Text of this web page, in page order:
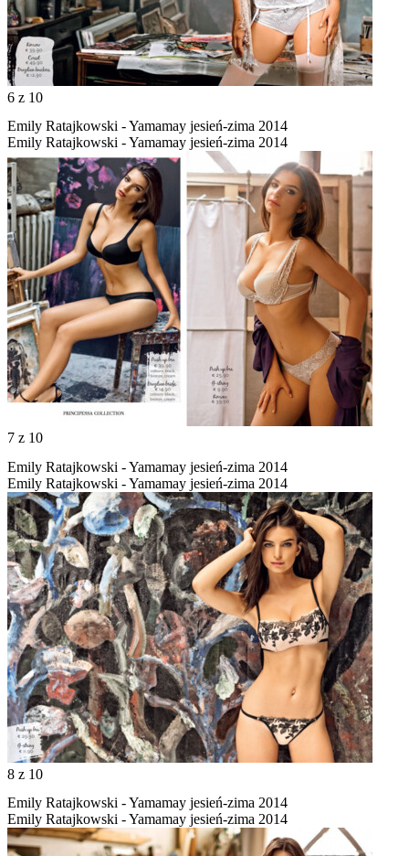
6 z 10
Emily Ratajkowski - Yamamay jesień-zima 2014
Emily Ratajkowski - Yamamay jesień-zima 2014
7 z 10
Emily Ratajkowski - Yamamay jesień-zima 2014
Emily Ratajkowski - Yamamay jesień-zima 2014
8 z 10
Emily Ratajkowski - Yamamay jesień-zima 2014
Emily Ratajkowski - Yamamay jesień-zima 2014